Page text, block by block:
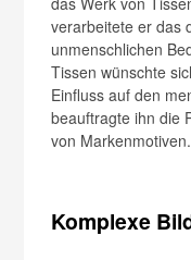
verarbeitete er das
unmenschlichen
Tissen wünschte
Einfluss auf den
beauftragte ihn die
von Markenmotiven.
Komplexe